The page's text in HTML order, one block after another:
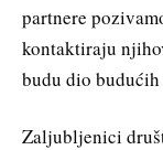
partnere
kontaktiraju
budu dio
Zaljubljenici